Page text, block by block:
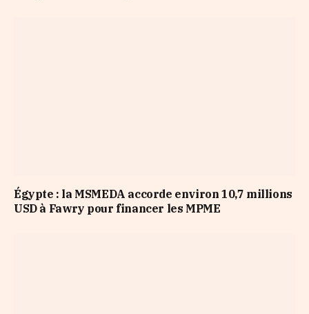
Égypte : la MSMEDA accorde environ 10,7 millions
USD à Fawry pour financer les MPME